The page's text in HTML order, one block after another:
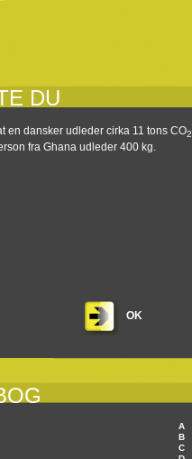
DU
en dansker udleder cirka 11 tons CO2
fra Ghana udleder 400 kg.
OK
A
B
C